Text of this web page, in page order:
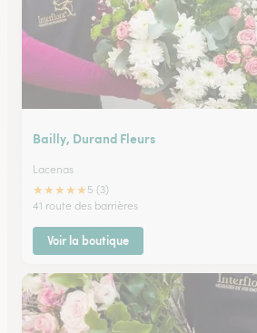
Bailly, Durand Fleurs
Lacenas
★★★★★ 5 (3)
41 route des barrières
Voir la boutique